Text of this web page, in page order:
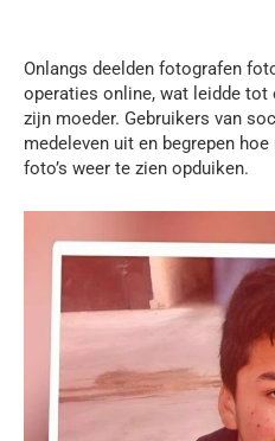
Onlangs deelden fotografen
operaties online, wat leidde tot
zijn moeder. Gebruikers van
medeleven uit en begrepen
foto’s weer te zien opduiken.